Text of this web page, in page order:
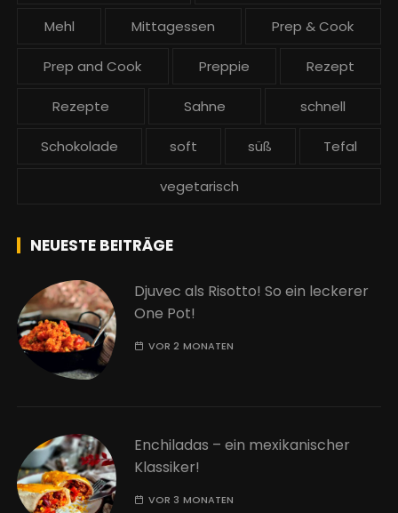
Mehl Mittagessen Prep & Cook
Prep and Cook Preppie Rezept
Rezepte Sahne schnell
Schokolade soft süß Tefal
vegetarisch
NEUESTE BEITRÄGE
Djuvec als Risotto! So ein leckerer
One Pot!
VOR 2 MONATEN
Enchiladas – ein mexikanischer
Klassiker!
VOR 3 MONATEN